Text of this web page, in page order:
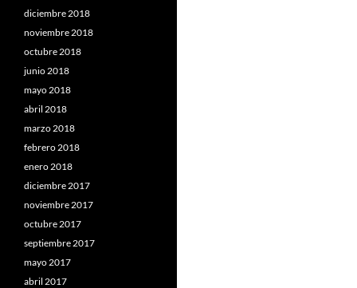
diciembre 2018
noviembre 2018
octubre 2018
junio 2018
mayo 2018
abril 2018
marzo 2018
febrero 2018
enero 2018
diciembre 2017
noviembre 2017
octubre 2017
septiembre 2017
mayo 2017
abril 2017